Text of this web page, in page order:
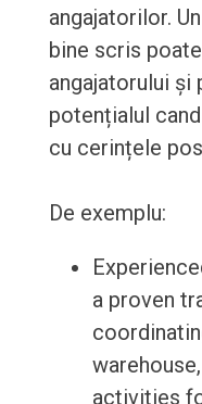
angajatorilor.
bine scris
angajatorului și
potențialul
cu cerințele
De exemplu:
a proven
activities